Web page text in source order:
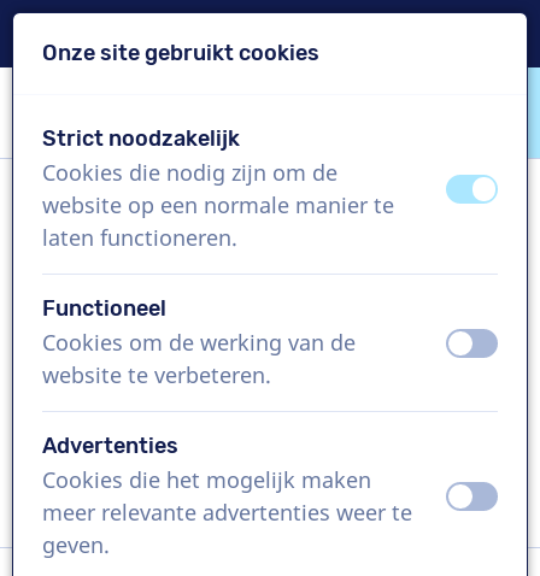
VoiceProductions
Paul D
Man, Verenigd Koninkrijk
US$ 304,95
excl. BTW
Bedrijfsfilm , 1 - 250 woorden
Vraag een custom demo aan
Onze site gebruikt cookies
Strict noodzakelijk
Cookies die nodig zijn om de
website op een normale manier te
laten functioneren.
uitaan
Functioneel
Cookies om de werking van de
website te verbeteren.
uit aan
Advertenties
Cookies die het mogelijk maken
meer relevante advertenties weer te
geven.
uit aan